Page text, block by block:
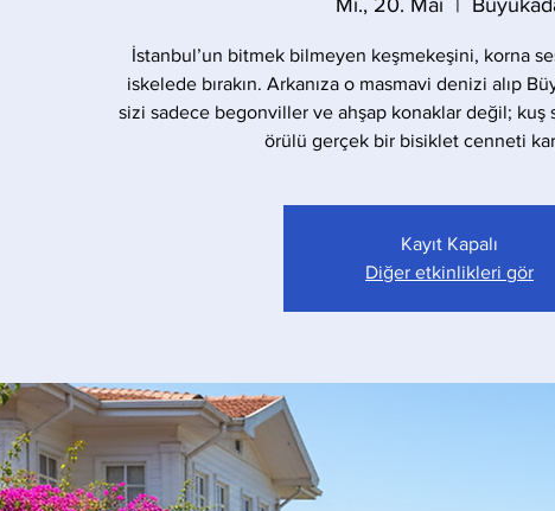
Mi., 20. Mai
  |
İstanbul’un bitmek bilmeyen keşmekeşini, korna
iskelede bırakın. Arkanıza o masmavi denizi alıp
sizi sadece begonviller ve ahşap konaklar değil; kuş
örülü gerçek bir bisiklet cenneti
Kayıt Kapalı
Diğer etkinlikleri gör